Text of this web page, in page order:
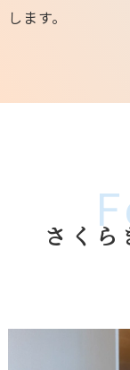
します。
さくら